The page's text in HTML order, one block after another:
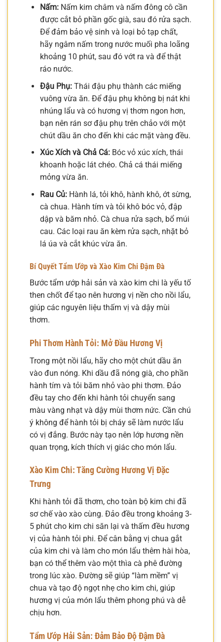
Nấm:Nấm kim châm và nấm đông cô cần
được cắt bỏ phần gốc già, sau đó rửa sạch.
Để đảm bảo vệ sinh và loại bỏ tạp chất,
hãy ngâm nấm trong nước muối pha loãng
khoảng 10 phút, sau đó vớt ra và để thật
ráo nước.
Đậu Phụ:Thái đậu phụ thành các miếng
vuông vừa ăn. Để đậu phụ không bị nát khi
nhúng lẩu và có hương vị thơm ngon hơn,
bạn nên rán sơ đậu phụ trên chảo với một
chút dầu ăn cho đến khi các mặt vàng đều.
Xúc Xích và Chả Cá:Bóc vỏ xúc xích, thái
khoanh hoặc lát chéo. Chả cá thái miếng
mỏng vừa ăn.
Rau Củ:Hành lá, tỏi khô, hành khô, ớt sừng,
cà chua. Hành tím và tỏi khô bóc vỏ, đập
dập và băm nhỏ. Cà chua rửa sạch, bổ múi
cau. Các loại rau ăn kèm rửa sạch, nhặt bỏ
lá úa và cắt khúc vừa ăn.
Bí Quyết Tẩm Ướp và Xào Kim Chi Đậm Đà
Bước tẩm ướp hải sản và xào kim chi là yếu tố
then chốt để tạo nên hương vị nền cho nồi lẩu,
giúp các nguyên liệu thấm vị và dậy mùi
thơm.
Phi Thơm Hành Tỏi: Mở Đầu Hương Vị
Trong một nồi lẩu, hãy cho một chút dầu ăn
vào đun nóng. Khi dầu đã nóng già, cho phần
hành tím và tỏi băm nhỏ vào phi thơm. Đảo
đều tay cho đến khi hành tỏi chuyển sang
màu vàng nhạt và dậy mùi thơm nức. Cần chú
ý không để hành tỏi bị cháy sẽ làm nước lẩu
có vị đắng. Bước này tạo nên lớp hương nền
quan trọng, kích thích vị giác cho món lẩu.
Xào Kim Chi: Tăng Cường Hương Vị Đặc
Trưng
Khi hành tỏi đã thơm, cho toàn bộ kim chi đã
sơ chế vào xào cùng. Đảo đều trong khoảng 3-
5 phút cho kim chi săn lại và thấm đều hương
vị của hành tỏi phi. Để cân bằng vị chua gắt
của kim chi và làm cho món lẩu thêm hài hòa,
bạn có thể thêm vào một thìa cà phê đường
trong lúc xào. Đường sẽ giúp “làm mềm” vị
chua và tạo độ ngọt nhẹ cho kim chi, giúp
hương vị của món lẩu thêm phong phú và dễ
chịu hơn.
Tẩm Ướp Hải Sản: Đảm Bảo Độ Đậm Đà